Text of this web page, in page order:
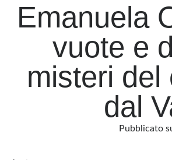
Emanuela
vuote e
misteri del
dal
Pubblicato